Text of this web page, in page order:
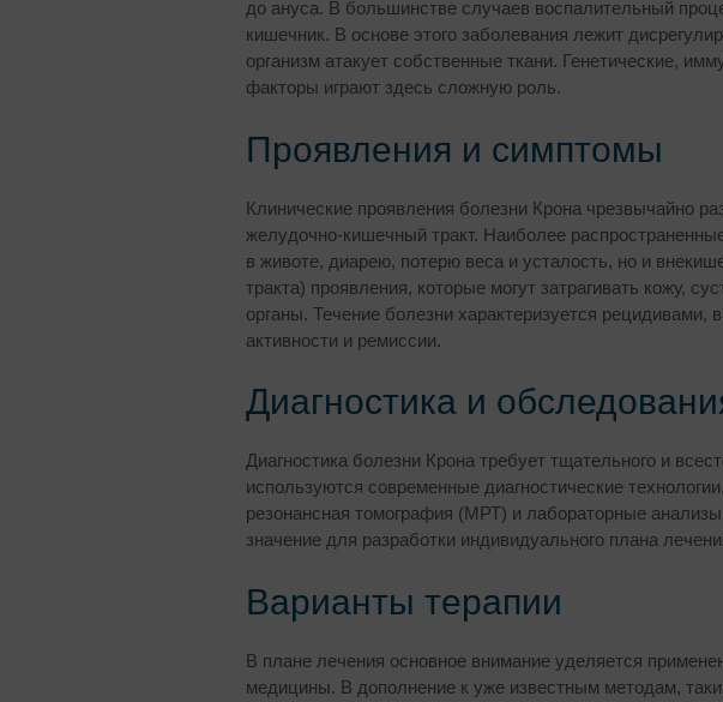
до ануса. В большинстве случаев воспалительный
кишечник. В основе этого заболевания лежит
организм атакует собственные ткани. Генетические,
факторы играют здесь сложную роль.
Проявления и симптомы
Клинические проявления болезни Крона чрезвычайно
желудочно-кишечный тракт. Наиболее
в животе, диарею, потерю веса и усталость, но и
тракта) проявления, которые могут затрагивать кожу,
органы. Течение болезни характеризуется
активности и ремиссии.
Диагностика и
Диагностика болезни Крона требует тщательного и
используются современные диагностические
резонансная томография (МРТ) и лабораторные
значение для разработки индивидуального плана
Варианты терапии
В плане лечения основное внимание уделяется
медицины. В дополнение к уже известным методам,